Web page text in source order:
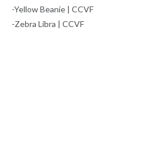
-Yellow Beanie | CCVF
-Zebra Libra | CCVF